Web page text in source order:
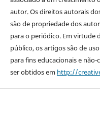
autor. Os direitos autorais
são de propriedade dos
para o periódico. Em virtude
público, os artigos são de
para fins educacionais e
ser obtidos em http://